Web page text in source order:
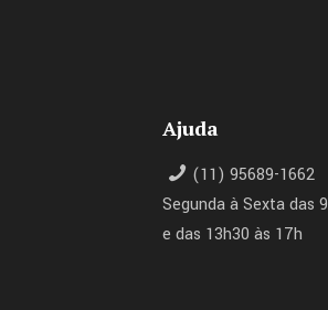
Ajuda
(11) 95689-1662
Segunda à Sexta das
e das 13h30 às 17h